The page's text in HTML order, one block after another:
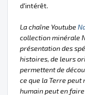
d'intérêt.
La chaîne Youtube
collection minérale
présentation des
histoires, de leurs
permettent de
ce que la Terre peut
humain peut en